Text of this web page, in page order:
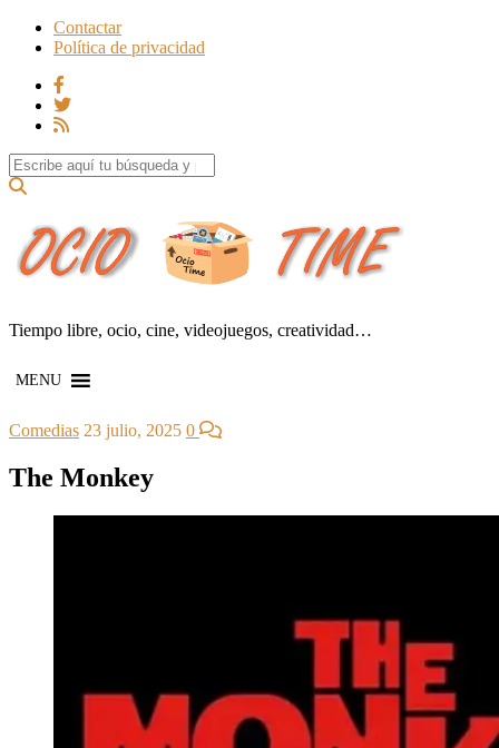
Contactar
Política de privacidad
Search for:
Tiempo libre, ocio, cine, videojuegos, creatividad…
MENU
Comedias 23 julio, 2025 0
The Monkey